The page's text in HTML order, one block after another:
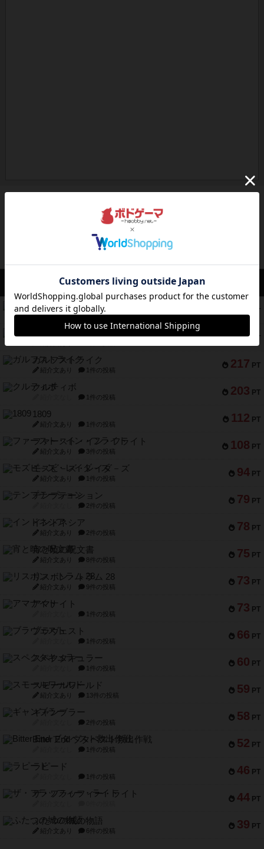
ボドゲーマのアプリ版はこちら
アクセス数 急上昇中
PT
コレクト！
紹介文なし 1件の投稿
322 PT
217 PT
ガルフストライク
紹介文あり 1件の投稿
203 PT
クルティボ
1件の投稿
112 PT
1809
紹介文あり 1件の投稿
108 PT
ファースト・イン・フライト
紹介文あり 3件の投稿
94 PT
モズビ－ズ・レイダ－ズ
紹介文あり 1件の投稿
79 PT
テンプテーション
2件の投稿
78 PT
インドネシア
紹介文あり 2件の投稿
75 PT
宵と暁の呪文書
紹介文あり 8件の投稿
73 PT
リスボン・トラム 28
紹介文あり 9件の投稿
73 PT
アマナイト
1件の投稿
66 PT
ブラヴェスト
1件の投稿
60 PT
スペクタキュラー
1件の投稿
59 PT
スモールワールド
紹介文あり 13件の投稿
58 PT
ギャンブラー
2件の投稿
52 PT
Bitter End ブタペスト救出作戦
1件の投稿
46 PT
ラピード
1件の投稿
44 PT
ザ・フラッフィー・ライト
39 PT
ふたつの城の物語
紹介文あり 6件の投稿